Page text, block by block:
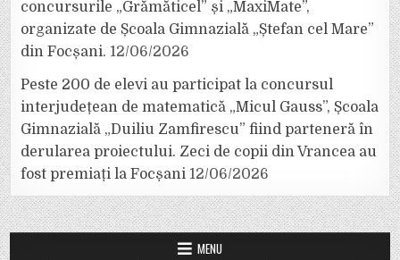
concursurile „Grămăticel” și „MaxiMate”,
organizate de Școala Gimnazială „Ștefan cel Mare”
din Focșani. 12/06/2026
Peste 200 de elevi au participat la concursul
interjudețean de matematică „Micul Gauss”, Școala
Gimnazială „Duiliu Zamfirescu” fiind parteneră în
derularea proiectului. Zeci de copii din Vrancea au
fost premiați la Focșani 12/06/2026
MENU